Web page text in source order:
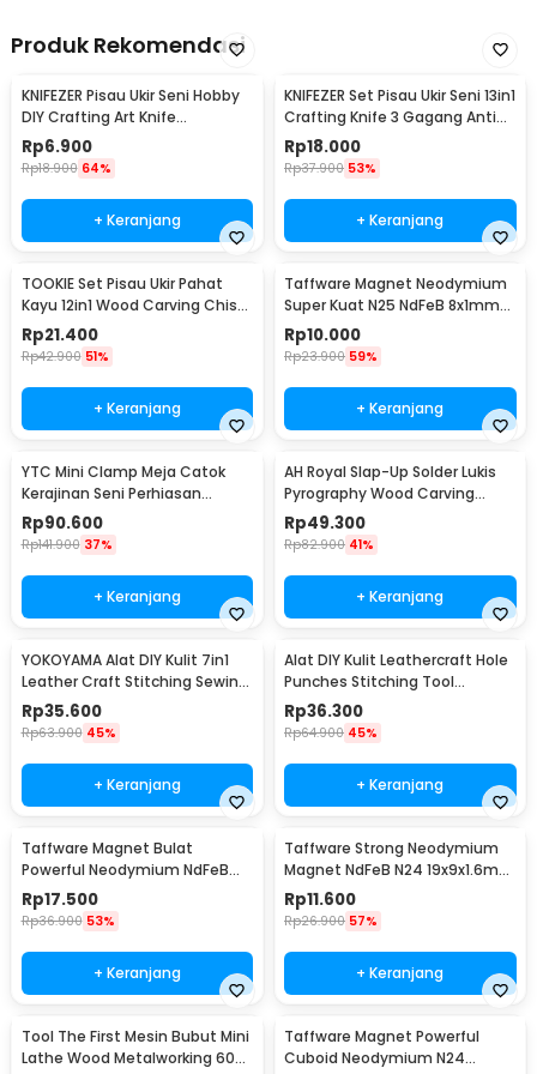
Produk Rekomendasi
KNIFEZER Pisau Ukir Seni Hobby
DIY Crafting Art Knife
Aluminium Handle - WL-9309
Rp6.900
Rp18.900 64%
+ Keranjang
KNIFEZER Set Pisau Ukir Seni 13in1
Crafting Knife 3 Gagang Anti
Slip - A-003
Rp18.000
Rp37.900 53%
+ Keranjang
TOOKIE Set Pisau Ukir Pahat
Kayu 12in1 Wood Carving Chisel
Knife - KSJ-12
Rp21.400
Rp42.900 51%
+ Keranjang
Taffware Magnet Neodymium
Super Kuat N25 NdFeB 8x1mm
50 PCS - M35
Rp10.000
Rp23.900 59%
+ Keranjang
YTC Mini Clamp Meja Catok
Kerajinan Seni Perhiasan
Aluminium - AT-6075
Rp90.600
Rp141.900 37%
+ Keranjang
AH Royal Slap-Up Solder Lukis
Pyrography Wood Carving
Soldering Iron - PAC904
Rp49.300
Rp82.900 41%
+ Keranjang
YOKOYAMA Alat DIY Kulit 7in1
Leather Craft Stitching Sewing
Tool Set - DK30015
Rp35.600
Rp63.900 45%
+ Keranjang
Alat DIY Kulit Leathercraft Hole
Punches Stitching Tool
1+2+4+6 Prong
Rp36.300
Rp64.900 45%
+ Keranjang
Taffware Magnet Bulat
Powerful Neodymium NdFeB
N25 5x1.5mm 100 PCS
Rp17.500
Rp36.900 53%
+ Keranjang
Taffware Strong Neodymium
Magnet NdFeB N24 19x9x1.6mm
10 PCS - MAG1
Rp11.600
Rp26.900 57%
+ Keranjang
Tool The First Mesin Bubut Mini
Lathe Wood Metalworking 60W
Taffware Magnet Powerful
Cuboid Neodymium N24